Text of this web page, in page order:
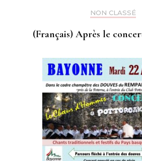
NON CLASSÉ
(Français) Après le